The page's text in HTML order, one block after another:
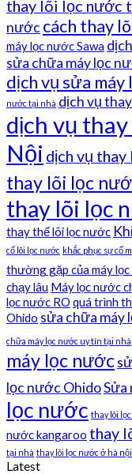
thay lõi lọc nước
nước cách thay
máy lọc nước Sawa
sửa chữa máy lọc
dịch vụ sửa
nước tại nhà dịch vụ
dịch vụ
Nội dịch vụ
thay lõi lọc
thay lõi lọc
thay thế lõi lọc nước
cố lõi lọc nước khắc phục sự cố
thường gặp của máy
chạy lâu Máy lọc nước
lọc nước RO quá trình
Ohido sửa chữa máy
chữa máy lọc nước uy tín tại nhà
máy lọc nước
lọc nước OhidoSửa
lọc nước thay lõi
nước kangaroo thay
tại nhà thay lõi lọc nước ở hà nội
Latest